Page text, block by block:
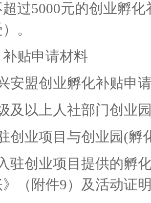
过5000元的创业孵
。
贴申请材料
盟创业孵化补贴申请
以上人社部门创业园
业项目与创业园(孵
创业项目提供的孵化
（附件9）及活动证